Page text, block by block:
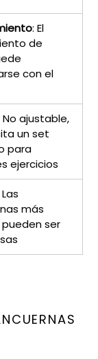
: El
de
con el
No ajustable,
un set
para
ejercicios
Las
más
ser